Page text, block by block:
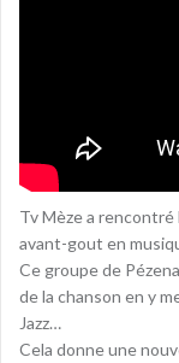
Tv Mèze a rencontré
avant-gout en
Ce groupe de
de la chanson en y
Jazz…
Cela donne une